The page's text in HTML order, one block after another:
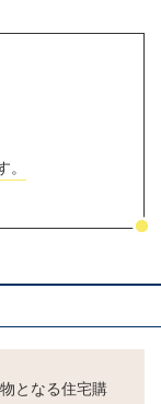
となる住宅購